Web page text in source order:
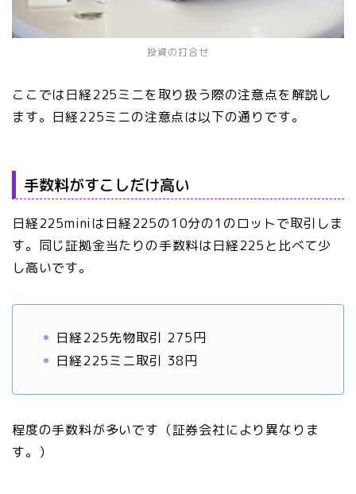
投資の打合せ
ここでは日経225ミニを取り扱う際の注意点を解説し
ます。日経225ミニの注意点は以下の通りです。
手数料がすこしだけ高い
日経225miniは日経225の10分の1のロットで取引しま
す。同じ証拠金当たりの手数料は日経225と比べて少
し高いです。
日経225先物取引 275円
日経225ミニ取引 38円
程度の手数料が多いです（証券会社により異なりま
す。）